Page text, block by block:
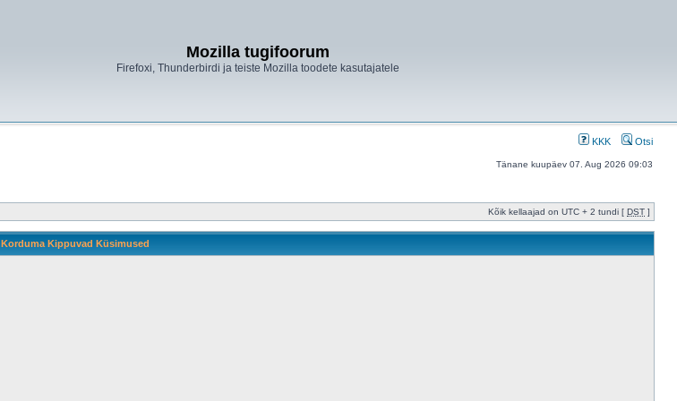
Mozilla tugifoorum
Firefoxi, Thunderbirdi ja teiste Mozilla toodete kasutajatele
KKK Otsi
Tänane kuupäev 07. Aug 2026 09:03
Kõik kellaajad on UTC + 2 tundi [ DST ]
Korduma Kippuvad Küsimused